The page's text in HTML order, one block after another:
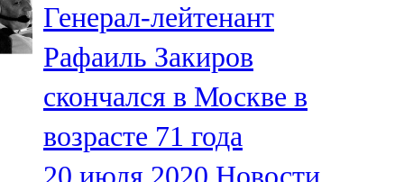
Генерал-лейтенант
Рафаиль Закиров
скончался в Москве в
возрасте 71 года